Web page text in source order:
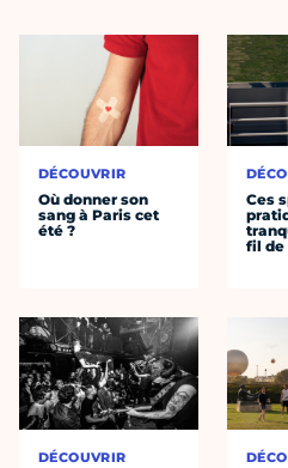
DÉCOUVRIR
Où donner son
sang à Paris cet
été ?
DÉCOUVRIR
Ces
fil de